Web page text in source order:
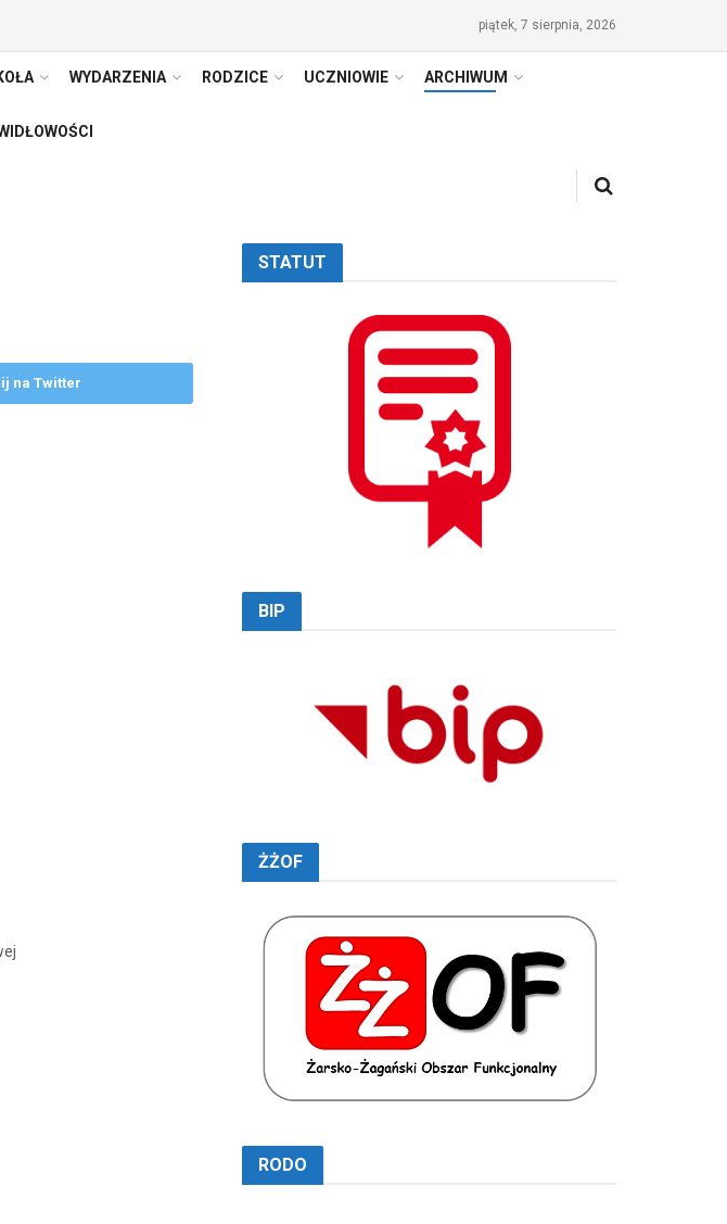
piątek, 7 sierpnia, 2026
WYDARZENIA RODZICE UCZNIOWIE ARCHIWUM
na Twitter
STATUT
BIP
ŻŻOF
RODO